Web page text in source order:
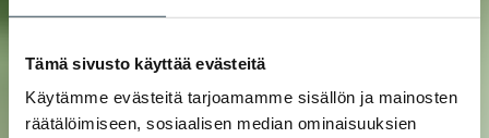
Tämä sivusto käyttää evästeitä
Käytämme evästeitä tarjoamamme sisällön ja mainosten
räätälöimiseen, sosiaalisen median ominaisuuksien